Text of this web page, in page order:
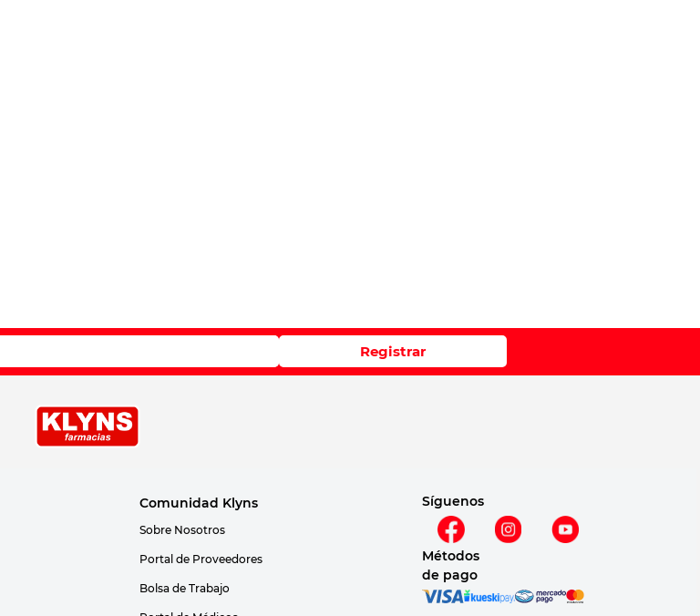
Registrar
Comunidad Klyns
Sobre Nosotros
Portal de Proveedores
Bolsa de Trabajo
Síguenos
Métodos
de pago